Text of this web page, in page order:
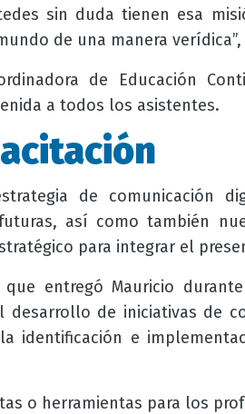
sin duda tienen esa
de una manera
de Educación
a todos los asistentes.
de comunicación
así como también
para integrar el
entregó Mauricio
desarrollo de iniciativas de
identificación e
o herramientas para los